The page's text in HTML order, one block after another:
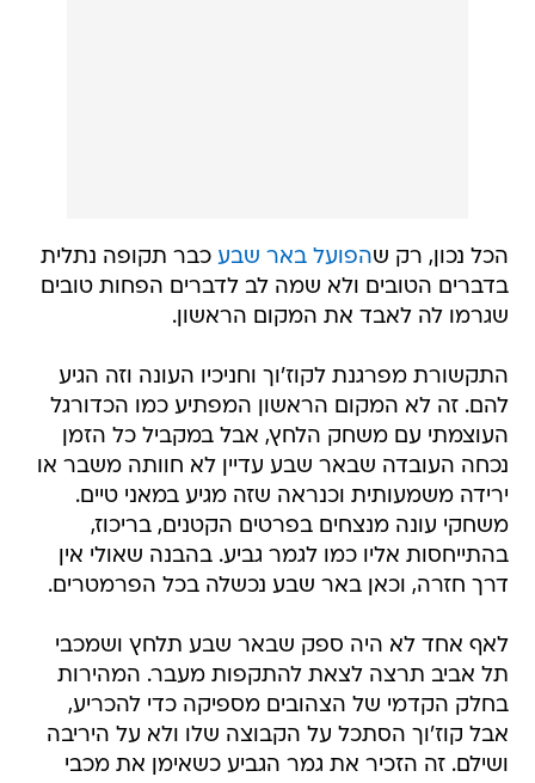
הכל נכון, רק שהפועל באר שבע כבר תקופה נתלית
בדברים הטובים ולא שמה לב לדברים הפחות טובים
שגרמו לה לאבד את המקום הראשון.
התקשורת מפרגנת לקוז'וך וחניכיו העונה וזה הגיע
להם. זה לא המקום הראשון המפתיע כמו הכדורגל
העוצמתי עם משחק הלחץ, אבל במקביל כל הזמן
נכחה העובדה שבאר שבע עדיין לא חוותה משבר או
ירידה משמעותית וכנראה שזה מגיע במאני טיים.
משחקי עונה מנצחים בפרטים הקטנים, בריכוז,
בהתייחסות אליו כמו לגמר גביע. בהבנה שאולי אין
דרך חזרה, וכאן באר שבע נכשלה בכל הפרמטרים.
לאף אחד לא היה ספק שבאר שבע תלחץ ושמכבי
תל אביב תרצה לצאת להתקפות מעבר. המהירות
בחלק הקדמי של הצהובים מספיקה כדי להכריע,
אבל קוז'וך הסתכל על הקבוצה שלו ולא על היריבה
ושילם. זה הזכיר את גמר הגביע כשאימן את מכבי